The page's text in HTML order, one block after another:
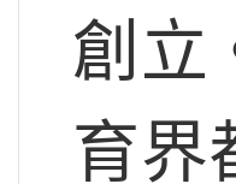
創立
育界